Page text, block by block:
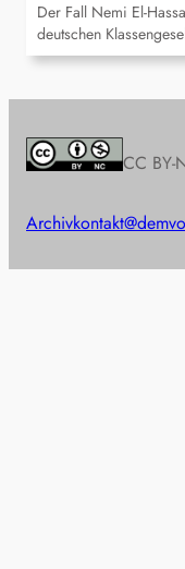
Der Fall Nemi El-
deutschen
CC BY-
Archiv